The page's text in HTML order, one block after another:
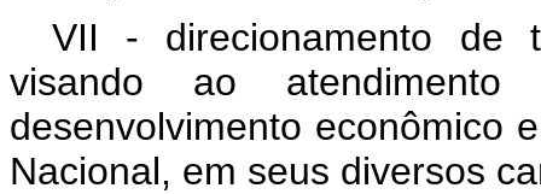
VII - direcionamento de
visando ao
desenvolvimento econômico
Nacional, em seus diversos